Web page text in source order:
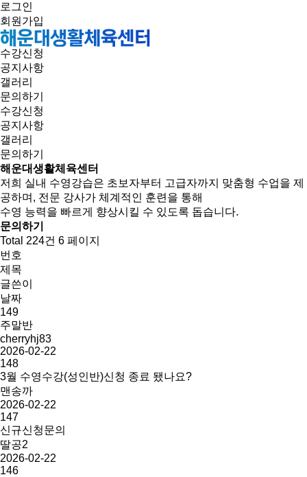
로그인
회원가입
수강신청
공지사항
갤러리
문의하기
수강신청
공지사항
갤러리
문의하기
해운대생활체육센터
저희 실내 수영강습은 초보자부터 고급자까지 맞춤형 수업을 제
공하며, 전문 강사가 체계적인 훈련을 통해
수영 능력을 빠르게 향상시킬 수 있도록 돕습니다.
문의하기
Total 224건 6 페이지
번호
제목
글쓴이
날짜
149
주말반
cherryhj83
2026-02-22
148
3월 수영수강(성인반)신청 종료 됐나요?
맨송까
2026-02-22
147
신규신청문의
딸공2
2026-02-22
146